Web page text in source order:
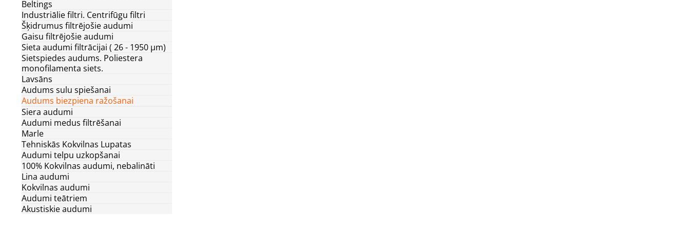
Beltings
Industriālie filtri. Centrifūgu filtri
Šķidrumus filtrējošie audumi
Gaisu filtrējošie audumi
Sieta audumi filtrācijai ( 26 - 1950 μm)
Sietspiedes audums. Poliestera
monofilamenta siets.
Lavsāns
Audums sulu spiešanai
Audums biezpiena ražošanai
Siera audumi
Audumi medus filtrēšanai
Marle
Tehniskās Kokvilnas Lupatas
Audumi telpu uzkopšanai
100% Kokvilnas audumi, nebalināti
Lina audumi
Kokvilnas audumi
Audumi teātriem
Akustiskie audumi